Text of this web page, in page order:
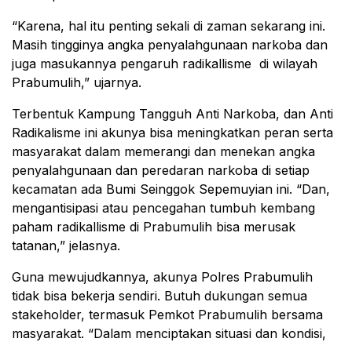
“Karena, hal itu penting sekali di zaman sekarang ini.
Masih tingginya angka penyalahgunaan narkoba dan
juga masukannya pengaruh radikallisme di wilayah
Prabumulih,” ujarnya.
Terbentuk Kampung Tangguh Anti Narkoba, dan Anti
Radikalisme ini akunya bisa meningkatkan peran serta
masyarakat dalam memerangi dan menekan angka
penyalahgunaan dan peredaran narkoba di setiap
kecamatan ada Bumi Seinggok Sepemuyian ini. “Dan,
mengantisipasi atau pencegahan tumbuh kembang
paham radikallisme di Prabumulih bisa merusak
tatanan,” jelasnya.
Guna mewujudkannya, akunya Polres Prabumulih
tidak bisa bekerja sendiri. Butuh dukungan semua
stakeholder, termasuk Pemkot Prabumulih bersama
masyarakat. “Dalam menciptakan situasi dan kondisi,